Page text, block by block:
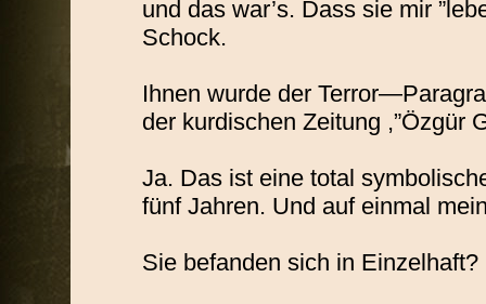
und das war’s. Dass sie mir
Schock.
Ihnen wurde der
der kurdischen Zeitung ,”Özgür
Ja. Das ist eine total
fünf Jahren. Und auf einmal
Sie befanden sich in Einzelhaft?